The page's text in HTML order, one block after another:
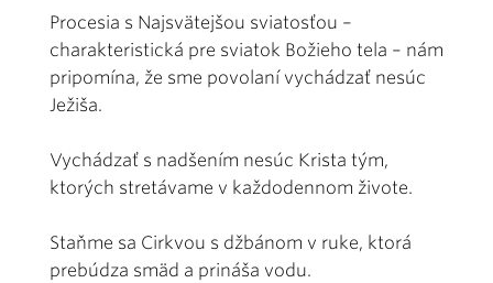
Procesia s Najsvätejšou sviatosťou –
charakteristická pre sviatok Božieho tela – nám
pripomína, že sme povolaní vychádzať nesúc
Ježiša.
Vychádzať s nadšením nesúc Krista tým,
ktorých stretávame v každodennom živote.
Staňme sa Cirkvou s džbánom v ruke, ktorá
prebúdza smäd a prináša vodu.